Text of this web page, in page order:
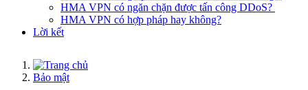
HMA VPN có ngăn chặn được tấn công DDoS?
HMA VPN có hợp pháp hay không?
Lời kết
Bảo mật